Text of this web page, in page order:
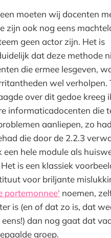
moeten wij docenten
zijn ook nog eens
geen actor zijn. Het is
dat deze methode
die ermee lesgeven,
wel verholpen.
over dit gedoe kreeg
informaticadocenten die
aanliepen, zo
die door de 2.2.3
een hele module als
is een klassiek
voor briljante
portemonnee' noemen,
is (en of dat zo is, dat
dan nog gaat dat
groep.